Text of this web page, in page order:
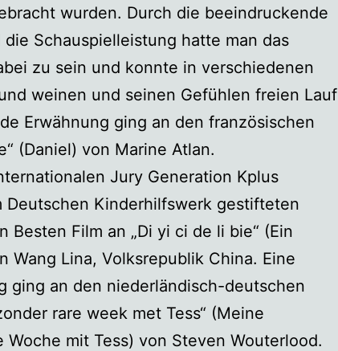
wurden. Durch die beeindruckende
Schauspielleistung hatte man das
zu sein und konnte in verschiedenen
weinen und seinen Gefühlen freien Lauf
Erwähnung ging an den französischen
(Daniel) von Marine Atlan.
Jury Generation Kplus
Deutschen Kinderhilfswerk gestifteten
Besten Film an „Di yi ci de li bie“ (Ein
Wang Lina, Volksrepublik China. Eine
ging an den niederländisch-deutschen
rare week met Tess“ (Meine
Woche mit Tess) von Steven Wouterlood.